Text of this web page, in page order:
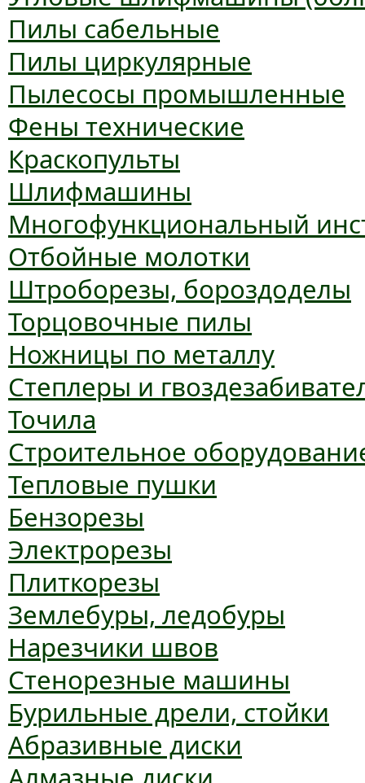
Пилы сабельные
Пилы циркулярные
Пылесосы промышленные
Фены технические
Краскопульты
Шлифмашины
Многофункциональный
Отбойные молотки
Штроборезы, бороздоделы
Торцовочные пилы
Ножницы по металлу
Степлеры и
Точила
Строительное
Тепловые пушки
Бензорезы
Электрорезы
Плиткорезы
Землебуры, ледобуры
Нарезчики швов
Стенорезные машины
Бурильные дрели, стойки
Абразивные диски